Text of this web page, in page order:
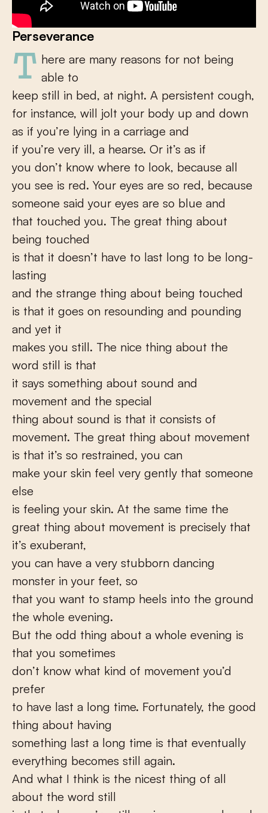
Perseverance
There are many reasons for not being able to
keep still in bed, at night. A persistent cough,
for instance, will jolt your body up and down
as if you’re lying in a carriage and
if you’re very ill, a hearse. Or it’s as if
you don’t know where to look, because all
you see is red. Your eyes are so red, because
someone said your eyes are so blue and
that touched you. The great thing about
being touched
is that it doesn’t have to last long to be long-
lasting
and the strange thing about being touched
is that it goes on resounding and pounding
and yet it
makes you still. The nice thing about the
word still is that
it says something about sound and
movement and the special
thing about sound is that it consists of
movement. The great thing about movement
is that it’s so restrained, you can
make your skin feel very gently that someone
else
is feeling your skin. At the same time the
great thing about movement is precisely that
it’s exuberant,
you can have a very stubborn dancing
monster in your feet, so
that you want to stamp heels into the ground
the whole evening.
But the odd thing about a whole evening is
that you sometimes
don’t know what kind of movement you’d
prefer
to have last a long time. Fortunately, the good
thing about having
something last a long time is that eventually
everything becomes still again.
And what I think is the nicest thing of all
about the word still